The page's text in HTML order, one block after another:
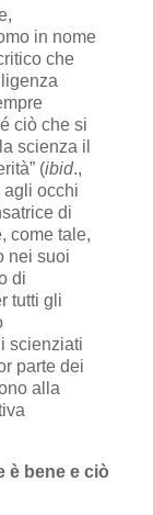
in nome
che
ciò che si
scienza il
(ibid.,
agli occhi
di
come tale,
nei suoi
di
tutti gli
scienziati
parte dei
alla
è bene e ciò